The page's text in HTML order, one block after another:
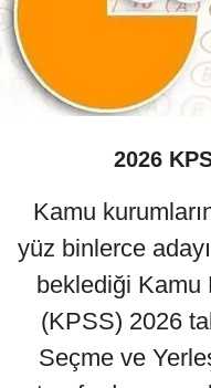
2026
Kamu
yüz binlerce
beklediği Kamu
(KPSS) 2026
Seçme ve